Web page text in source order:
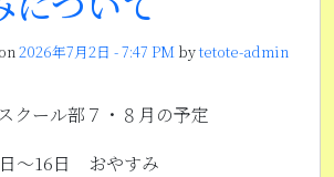
2026年7月2日 - 7:47 PM bytetote-admin
クール部７・８月の予定
〜16日 おやすみ